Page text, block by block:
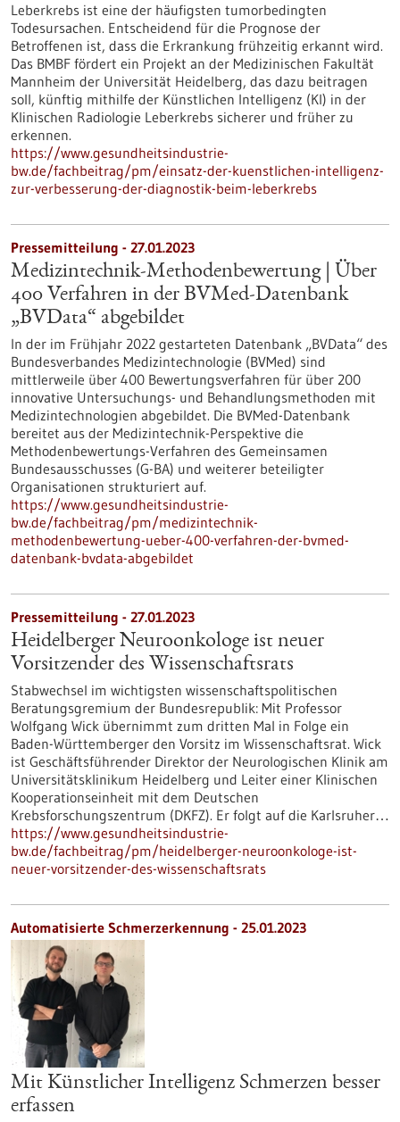
Leberkrebs ist eine der häufigsten tumorbedingten
Todesursachen. Entscheidend für die Prognose der
Betroffenen ist, dass die Erkrankung frühzeitig erkannt wird.
Das BMBF fördert ein Projekt an der Medizinischen Fakultät
Mannheim der Universität Heidelberg, das dazu beitragen
soll, künftig mithilfe der Künstlichen Intelligenz (KI) in der
Klinischen Radiologie Leberkrebs sicherer und früher zu
erkennen.
https://www.gesundheitsindustrie-
bw.de/fachbeitrag/pm/einsatz-der-kuenstlichen-intelligenz-
zur-verbesserung-der-diagnostik-beim-leberkrebs
Pressemitteilung - 27.01.2023
Medizintechnik-Methodenbewertung | Über
400 Verfahren in der BVMed-Datenbank
„BVData“ abgebildet
In der im Frühjahr 2022 gestarteten Datenbank „BVData“ des
Bundesverbandes Medizintechnologie (BVMed) sind
mittlerweile über 400 Bewertungsverfahren für über 200
innovative Untersuchungs- und Behandlungsmethoden mit
Medizintechnologien abgebildet. Die BVMed-Datenbank
bereitet aus der Medizintechnik-Perspektive die
Methodenbewertungs-Verfahren des Gemeinsamen
Bundesausschusses (G-BA) und weiterer beteiligter
Organisationen strukturiert auf.
https://www.gesundheitsindustrie-
bw.de/fachbeitrag/pm/medizintechnik-
methodenbewertung-ueber-400-verfahren-der-bvmed-
datenbank-bvdata-abgebildet
Pressemitteilung - 27.01.2023
Heidelberger Neuroonkologe ist neuer
Vorsitzender des Wissenschaftsrats
Stabwechsel im wichtigsten wissenschaftspolitischen
Beratungsgremium der Bundesrepublik: Mit Professor
Wolfgang Wick übernimmt zum dritten Mal in Folge ein
Baden-Württemberger den Vorsitz im Wissenschaftsrat. Wick
ist Geschäftsführender Direktor der Neurologischen Klinik am
Universitätsklinikum Heidelberg und Leiter einer Klinischen
Kooperationseinheit mit dem Deutschen
Krebsforschungszentrum (DKFZ). Er folgt auf die Karlsruher…
https://www.gesundheitsindustrie-
bw.de/fachbeitrag/pm/heidelberger-neuroonkologe-ist-
neuer-vorsitzender-des-wissenschaftsrats
Automatisierte Schmerzerkennung - 25.01.2023
Mit Künstlicher Intelligenz Schmerzen besser
erfassen